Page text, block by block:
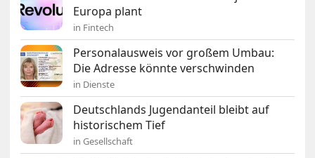
Europa plant
in Fintech
Personalausweis vor großem Umbau:
Die Adresse könnte verschwinden
in Dienste
Deutschlands Jugendanteil bleibt auf
historischem Tief
in Gesellschaft